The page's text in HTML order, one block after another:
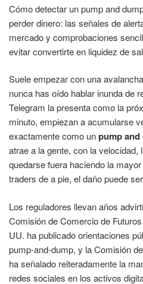
Cómo detectar un pump and
perder dinero: las señales de
mercado y comprobaciones
evitar convertirte en liquidez de
Suele empezar con una
nunca has oído hablar inunda de
Telegram la presenta como la
minuto, empiezan a acumularse
exactamente como unpump
atrae a la gente, con la
quedarse fuera haciendo la
traders de a pie, el daño puede
Los reguladores llevan años
Comisión de Comercio de
UU. ha publicado orientaciones
pump-and-dump, y la Comisión
ha señalado reiteradamente la
redes sociales en los activos